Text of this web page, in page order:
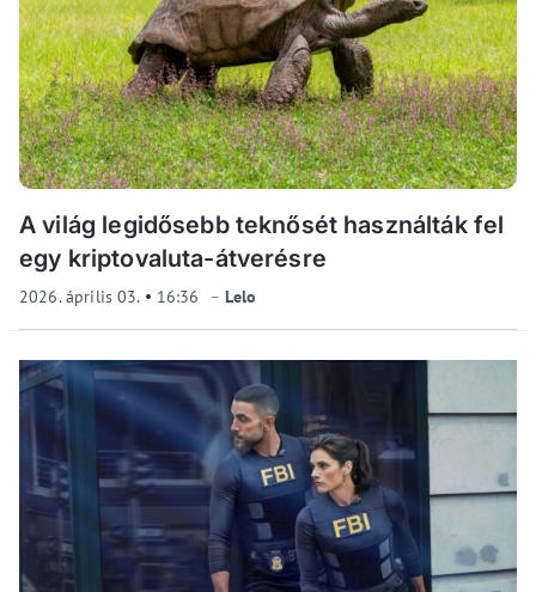
A világ legidősebb teknősét használták fel
egy kriptovaluta-átverésre
2026. április 03. 16:36 Lelo